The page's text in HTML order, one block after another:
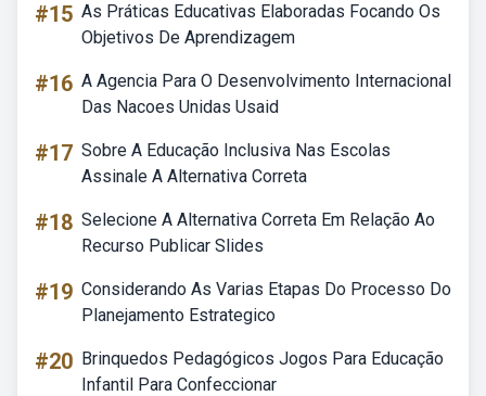
#15 As Práticas Educativas Elaboradas Focando Os
Objetivos De Aprendizagem
#16 A Agencia Para O Desenvolvimento Internacional
Das Nacoes Unidas Usaid
#17 Sobre A Educação Inclusiva Nas Escolas
Assinale A Alternativa Correta
#18 Selecione A Alternativa Correta Em Relação Ao
Recurso Publicar Slides
#19 Considerando As Varias Etapas Do Processo Do
Planejamento Estrategico
#20 Brinquedos Pedagógicos Jogos Para Educação
Infantil Para Confeccionar